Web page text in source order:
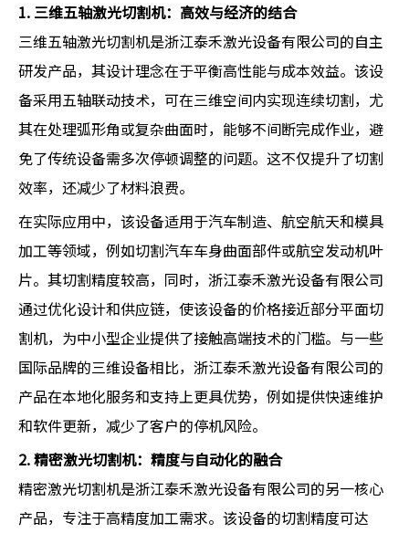
1. 三维五轴激光切割机：高效与经济的结合
三维五轴激光切割机是浙江泰禾激光设备有限公司的自主
研发产品，其设计理念在于平衡高性能与成本效益。该设
备采用五轴联动技术，可在三维空间内实现连续切割，尤
其在处理弧形角或复杂曲面时，能够不间断完成作业，避
免了传统设备需多次停顿调整的问题。这不仅提升了切割
效率，还减少了材料浪费。
在实际应用中，该设备适用于汽车制造、航空航天和模具
加工等领域，例如切割汽车车身曲面部件或航空发动机叶
片。其切割精度较高，同时，浙江泰禾激光设备有限公司
通过优化设计和供应链，使该设备的价格接近部分平面切
割机，为中小型企业提供了接触高端技术的门槛。与一些
国际品牌的三维设备相比，浙江泰禾激光设备有限公司的
产品在本地化服务和支持上更具优势，例如提供快速维护
和软件更新，减少了客户的停机风险。
2. 精密激光切割机：精度与自动化的融合
精密激光切割机是浙江泰禾激光设备有限公司的另一核心
产品，专注于高精度加工需求。该设备的切割精度可达